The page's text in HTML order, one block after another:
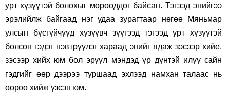
урт хүзүүтэй болохыг мөрөөддөг байсан. Тэгээд энийгээ
эрэлийлж байгаад нэг удаа зурагтаар нөгөө Мяньмар
улсын бүсгүйчүүд хүзүүвч зүүгээд тэгээд урт хүзүүтэй
болсон гэдэг нэвтрүүлэг хараад энийг ядаж зэсээр хийе,
зэсээр хийх юм бол эрүүл мэндэд үр дүнтэй илүү сайн
гэдгийг өөр дээрээ туршаад эхлээд намхан талаас нь
өөрөө хийж үзсэн юм.